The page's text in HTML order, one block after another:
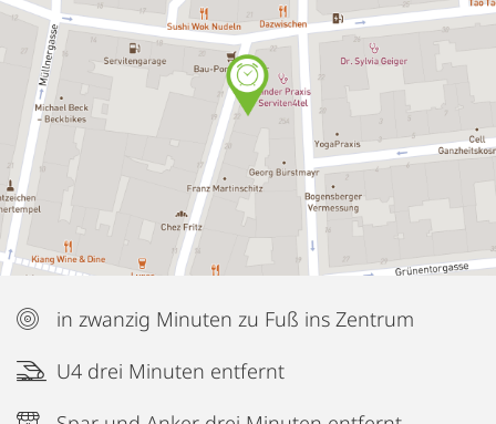
in zwanzig Minuten zu Fuß ins Zentrum
U4 drei Minuten entfernt